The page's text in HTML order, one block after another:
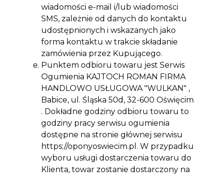
wiadomości e-mail i/lub wiadomości
SMS, zależnie od danych do kontaktu
udostępnionych i wskazanych jako
forma kontaktu w trakcie składanie
zamówienia przez Kupującego.
Punktem odbioru towaru jest Serwis
Ogumienia KAJTOCH ROMAN FIRMA
HANDLOWO USŁUGOWA "WULKAN" ,
Babice, ul. Śląska 50d, 32-600 Oświęcim
. Dokładne godziny odbioru towaru to
godziny pracy serwisu ogumienia
dostępne na stronie głównej serwisu
https://oponyoswiecim.pl. W przypadku
wyboru usługi dostarczenia towaru do
Klienta, towar zostanie dostarczony na